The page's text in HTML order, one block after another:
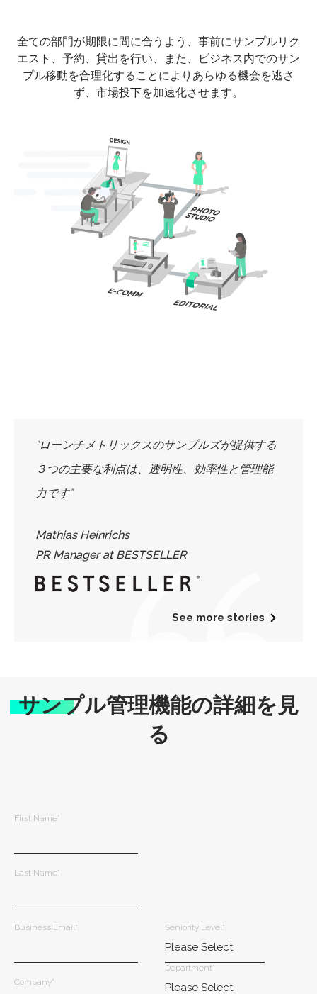
全ての部門が期限に間に合うよう、事前にサンプルリク
エスト、予約、貸出を行い、また、ビジネス内でのサン
プル移動を合理化することによりあらゆる機会を逃さ
ず、市場投下を加速化させます。
“ローンチメトリックスのサンプルズが提供する
３つの主要な利点は、透明性、効率性と管理能
力です”
Mathias Heinrichs
PR Manager at BESTSELLER
See more stories
サンプル管理機能の詳細を見
る
First Name*
Last Name*
Business Email*
Company*
Seniority Level*
Department*